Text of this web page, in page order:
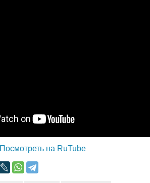
Посмотреть на RuTube